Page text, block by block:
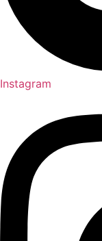
Instagram